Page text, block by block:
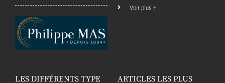
Voir plus +
LES DIFFÉRENTS TYPE
ARTICLES LES PLUS